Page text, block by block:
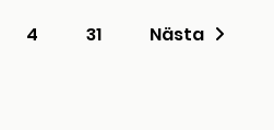
4 31 Nästa